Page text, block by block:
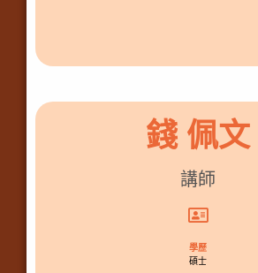
錢 佩文
講師
學歷
碩士